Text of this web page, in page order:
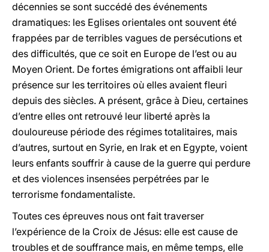
décennies se sont succédé des événements
dramatiques: les Eglises orientales ont souvent été
frappées par de terribles vagues de persécutions et
des difficultés, que ce soit en Europe de l’est ou au
Moyen Orient. De fortes émigrations ont affaibli leur
présence sur les territoires où elles avaient fleuri
depuis des siècles. A présent, grâce à Dieu, certaines
d’entre elles ont retrouvé leur liberté après la
douloureuse période des régimes totalitaires, mais
d’autres, surtout en Syrie, en Irak et en Egypte, voient
leurs enfants souffrir à cause de la guerre qui perdure
et des violences insensées perpétrées par le
terrorisme fondamentaliste.
Toutes ces épreuves nous ont fait traverser
l’expérience de la Croix de Jésus: elle est cause de
troubles et de souffrance mais, en même temps, elle